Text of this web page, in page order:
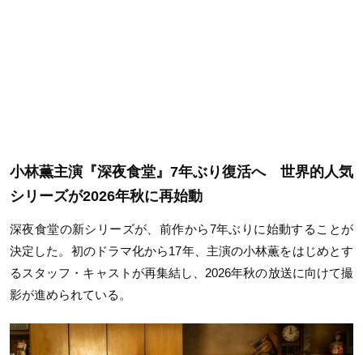
小林薫主演『深夜食堂』7年ぶり復活へ 世界的人気
シリーズが2026年秋に再始動
深夜食堂の新シリーズが、前作から7年ぶりに始動することが
決定した。初のドラマ化から17年、主演の小林薫をはじめとす
るスタッフ・キャストが再集結し、 2026年秋の放送に向けて撮
影が進められている。